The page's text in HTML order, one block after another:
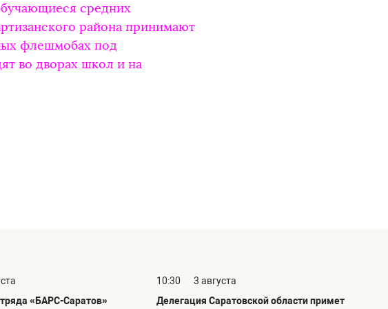
средних
района принимают
флешмобах под
во дворах школ и на
«БАРС-Саратов»
10:30
3 августа
Делегация Саратовской области примет